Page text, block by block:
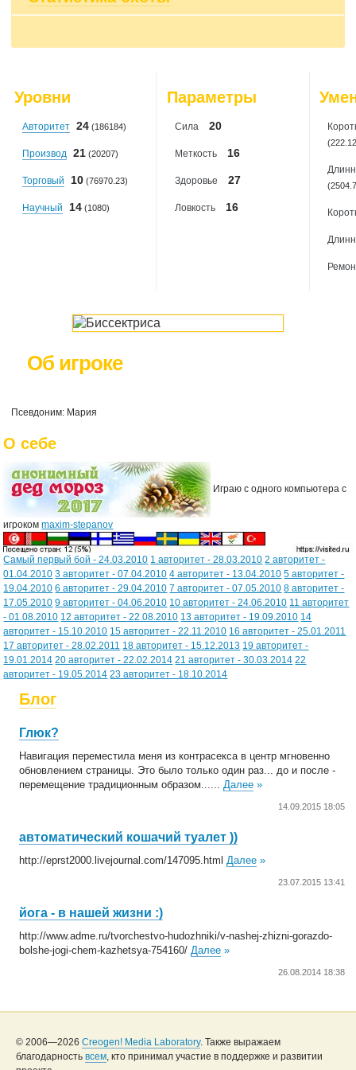
Сумма всех ставок: 0 чО
2026-08-06
Уровни
Авторитет 24 (186184)
Производ 21 (20207)
Торговый 10 (76970.23)
Научный 14 (1080)
Параметры
Сила 20
Меткость 16
Здоровье 27
Ловкость 16
Об игроке
Псевдоним: Мария
О себе
Играю с одного компьютера с
игрокомmaxim-stepanov
Самый первый бой - 24.03.2010 1 авторитет - 28.03.2010 2 авторитет -
01.04.2010 3 авторитет - 07.04.2010 4 авторитет - 13.04.2010 5 авторитет -
19.04.2010 6 авторитет - 29.04.2010 7 авторитет - 07.05.2010 8 авторитет -
17.05.2010 9 авторитет - 04.06.2010 10 авторитет - 24.06.2010 11 авторитет
- 01.08.2010 12 авторитет - 22.08.2010 13 авторитет - 19.09.2010 14
авторитет - 15.10.2010 15 авторитет - 22.11.2010 16 авторитет - 25.01.2011
17 авторитет - 28.02.2011 18 авторитет - 15.12.2013 19 авторитет -
19.01.2014 20 авторитет - 22.02.2014 21 авторитет - 30.03.2014 22
авторитет - 19.05.2014 23 авторитет - 18.10.2014
Блог
Глюк?
Навигация переместила меня из контрасекса в центр мгновенно
обновлением страницы. Это было только один раз... до и после -
перемещение традиционным образом...... Далее »
14.09.2015 18:05
автоматический кошачий туалет ))
http://eprst2000.livejournal.com/147095.html Далее »
23.07.2015 13:41
йога - в нашей жизни :)
http://www.adme.ru/tvorchestvo-hudozhniki/v-nashej-zhizni-gorazdo-
bolshe-jogi-chem-kazhetsya-754160/ Далее »
26.08.2014 18:38
© 2006—2026 Creogen! Media Laboratory. Также выражаем
благодарность всем , кто принимал участие в поддержке и развитии